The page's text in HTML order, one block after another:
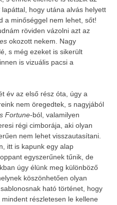
hogy utána alvás helyett
a minőséggel nem lehet, sőt!
röviden vázolni azt az
okozott nekem. Nagy
s még ezeket is sikerült
is vizuális pacsi a
év az első rész óta, úgy a
nem öregedtek, s nagyjából
Fortune-ból, valamilyen
régi cimborája, aki olyan
nem lehet visszautasítani.
itt is kapunk egy alap
egyszerűnek tűnik, de
úgy élünk meg különböző
köszönhetően olyan
ható történet, hogy
részletesen le kellene